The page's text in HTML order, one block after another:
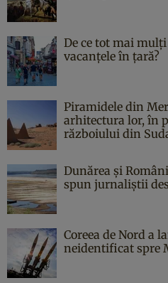
De ce tot mai
vacanțele în țară?
Piramidele din
arhitectura lor, în
războiului din
Dunărea și
spun jurnaliștii
Coreea de Nord a
neidentificat spre